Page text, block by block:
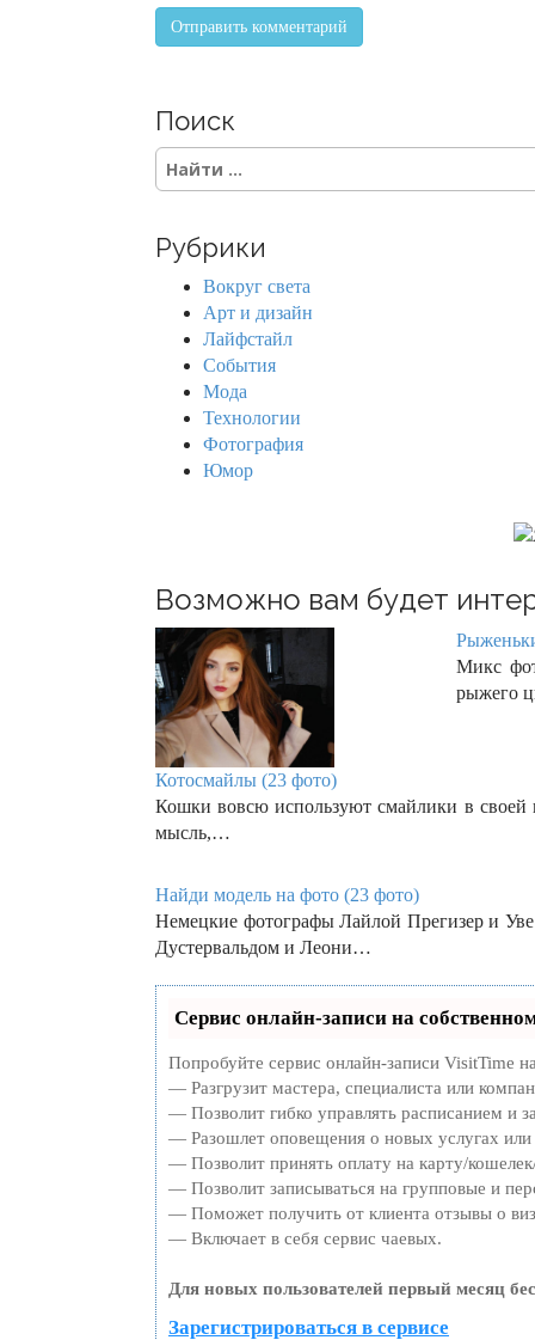
Поиск
S
e
c
Рубрики
Вокруг света
Арт и дизайн
Лайфстайл
События
Мода
Технологии
Фотография
Юмор
Возможно вам будет
Микс
рыжего
Котосмайлы (23 фото)
Кошки вовсю используют смайлики в своей
мысль,…
Найди модель на фото (23 фото)
Немецкие фотографы Лайлой Прегизер и
Дустервальдом и Леони…
Сервис онлайн-записи на
Попробуйте сервис онлайн-записи VisitTime
— Разгрузит мастера, специалиста или
— Позволит гибко управлять расписанием и
— Разошлет оповещения о новых услугах или
— Позволит принять оплату на карту/
— Позволит записываться на групповые и
— Поможет получить от клиента отзывы о
— Включает в себя сервис чаевых.
Для новых пользователей первый месяц
Зарегистрироваться в сервисе